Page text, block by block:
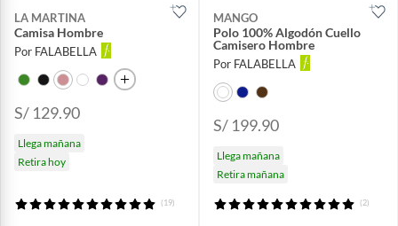
LA MARTINA
Camisa Hombre
Por FALABELLA
S/ 129.90
Llega mañana
Retira hoy
(19)
MANGO
Polo 100% Algodón Cuello
Camisero Hombre
Por FALABELLA
S/ 199.90
Llega mañana
Retira mañana
(2)